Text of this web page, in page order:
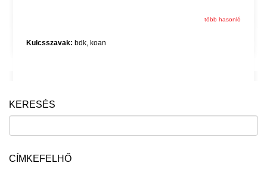
több hasonló
Kulcsszavak: bdk koan
KERESÉS
CÍMKEFELHŐ